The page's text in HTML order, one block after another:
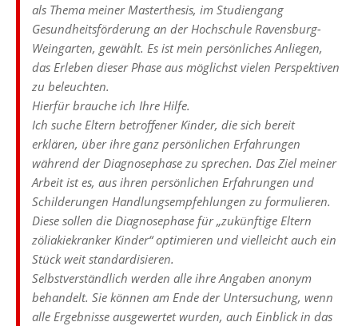
als Thema meiner Masterthesis, im Studiengang
Gesundheitsförderung an der Hochschule Ravensburg-
Weingarten, gewählt. Es ist mein persönliches Anliegen,
das Erleben dieser Phase aus möglichst vielen Perspektiven
zu beleuchten.
Hierfür brauche ich Ihre Hilfe.
Ich suche Eltern betroffener Kinder, die sich bereit
erklären, über ihre ganz persönlichen Erfahrungen
während der Diagnosephase zu sprechen. Das Ziel meiner
Arbeit ist es, aus ihren persönlichen Erfahrungen und
Schilderungen Handlungsempfehlungen zu formulieren.
Diese sollen die Diagnosephase für „zukünftige Eltern
zöliakiekranker Kinder“ optimieren und vielleicht auch ein
Stück weit standardisieren.
Selbstverständlich werden alle ihre Angaben anonym
behandelt. Sie können am Ende der Untersuchung, wenn
alle Ergebnisse ausgewertet wurden, auch Einblick in das